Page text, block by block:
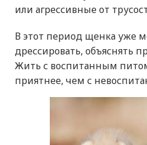
или агрессивные от
В этот период щенка уже
дрессировать, объяснять
Жить с воспитанным
приятнее, чем с